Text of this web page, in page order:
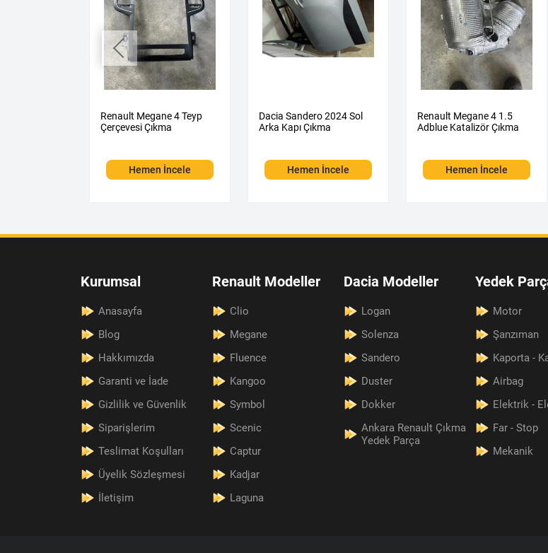
Renault Megane 4 Teyp
Çerçevesi Çıkma
Hemen İncele
Dacia Sandero 2024 Sol
Arka Kapı Çıkma
Hemen İncele
Renault Megane 4 1.5
Adblue Katalizör Çıkma
Hemen İncele
Kurumsal
Anasayfa
Blog
Hakkımızda
Garanti ve İade
Gizlilik ve Güvenlik
Siparişlerim
Teslimat Koşulları
Üyelik Sözleşmesi
İletişim
Renault Modeller
Clio
Megane
Fluence
Kangoo
Symbol
Scenic
Captur
Kadjar
Laguna
Dacia Modeller
Logan
Solenza
Sandero
Duster
Dokker
Ankara Renault Çıkma
Yedek Parça
Yedek
Motor
Şanzıman
Kaporta -
Airbag
Elektrik -
Far - Stop
Mekanik